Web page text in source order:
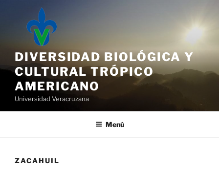
contenido
DIVERSIDAD BIOLÓGICA Y
CULTURAL TRÓPICO
AMERICANO
Universidad Veracruzana
Menú
ZACAHUIL